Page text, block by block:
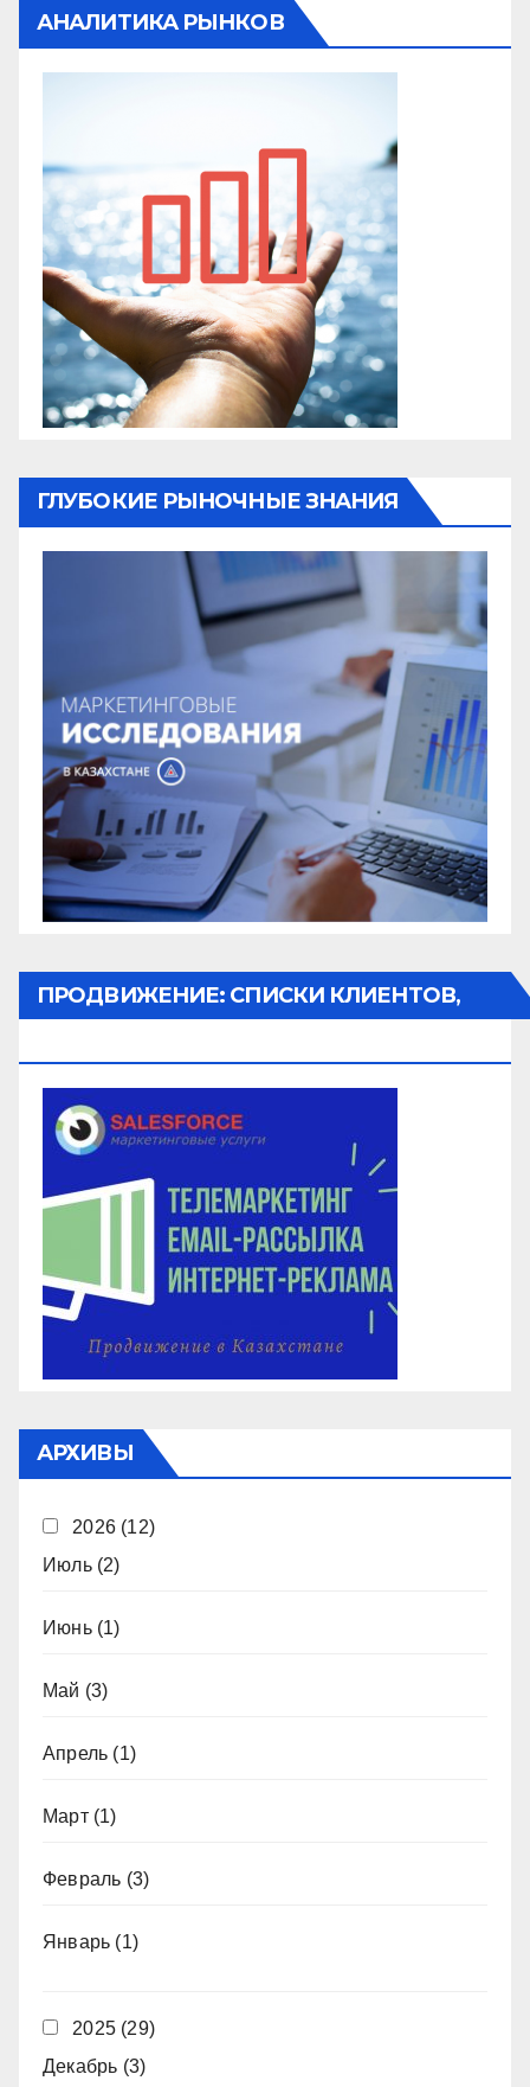
АНАЛИТИКА РЫНКОВ
ГЛУБОКИЕ РЫНОЧНЫЕ ЗНАНИЯ
ПРОДВИЖЕНИЕ: СПИСКИ КЛИЕНТОВ,
АРХИВЫ
2026 (12)
Июль(2)
Июнь(1)
Май (3)
Апрель (1)
Март(1)
Февраль (3)
Январь (1)
2025 (29)
Декабрь (3)